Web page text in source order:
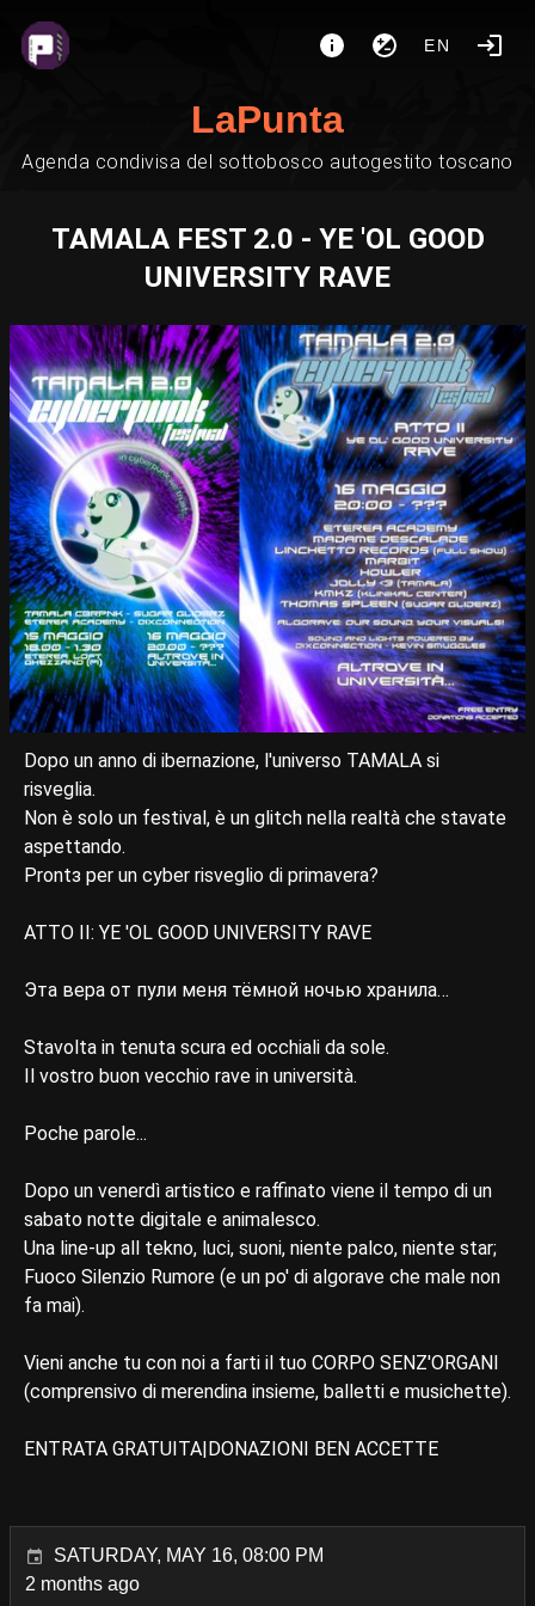
EN
LaPunta
Agenda condivisa del sottobosco autogestito toscano
TAMALA FEST 2.0 - YE 'OL GOOD
UNIVERSITY RAVE
Dopo un anno di ibernazione, l'universo TAMALA si
risveglia.
Non è solo un festival, è un glitch nella realtà che stavate
aspettando.
Prontɜ per un cyber risveglio di primavera?
ATTO II: YE 'OL GOOD UNIVERSITY RAVE
Эта вера от пули меня тёмной ночью хранила…
Stavolta in tenuta scura ed occhiali da sole.
Il vostro buon vecchio rave in università.
Poche parole...
Dopo un venerdì artistico e raffinato viene il tempo di un
sabato notte digitale e animalesco.
Una line-up all tekno, luci, suoni, niente palco, niente star;
Fuoco Silenzio Rumore (e un po' di algorave che male non
fa mai).
Vieni anche tu con noi a farti il tuo CORPO SENZ'ORGANI
(comprensivo di merendina insieme, balletti e musichette).
ENTRATA GRATUITA|DONAZIONI BEN ACCETTE
SATURDAY, MAY 16, 08:00 PM
2 months ago